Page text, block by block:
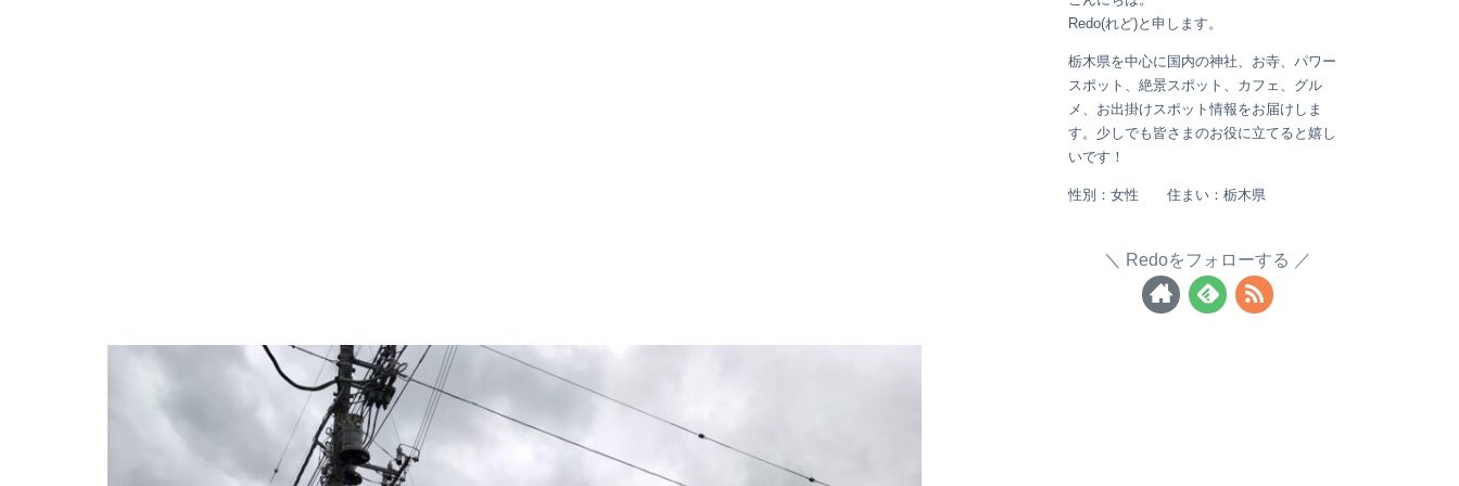
Redo(れど)と申します。
栃木県を中心に国内の神社、お寺、パワー
スポット、絶景スポット、カフェ、グル
メ、お出掛けスポット情報をお届けしま
す。少しでも皆さまのお役に立てると嬉し
いです！
性別：女性 住まい：栃木県
Redoをフォローする